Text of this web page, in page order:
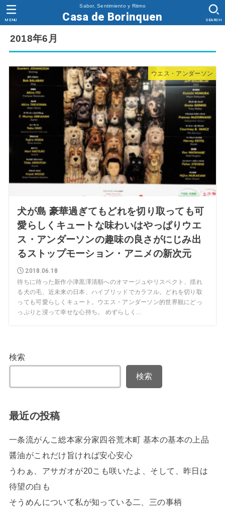
Sabor, Sentimiento y Ritmo
Casa de Borinquen SEARCH
MENU
2018年6月
ウエス・アンダーソン
犬が島 豪華過ぎてもどれを切り取っても可
愛らしくキュートな味わいはやっぱりウエ
ス・アンダーソンの趣味の良さがにじみ出
るストップモーション・アニメの新次元
2018.06.18
待ちに待った新作小津黒澤清順へのオマージュやリスペクト、揺れ
る犬の毛、近未来の日本、ハイブリッドでカラフル。どれを切り取
っても可愛らしくキュート。ウエス・アンダーソン的世界観にどっ
っぷりと浸って幸せな心持ち。 めずらしく...
検索
検索
最近の投稿
一条流がんこ総本家分家四谷荒木町 基本の基本の上品
醤油がこれだけ旨ければ安心安心
うわぁ、アサガオが20こも咲いたよ、そして、昨日は
待望の白も
そうめんについて私が知っている二、三の事柄